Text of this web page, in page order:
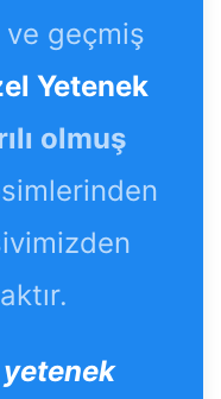
geçmiş
Yetenek
olmuş
yetenek